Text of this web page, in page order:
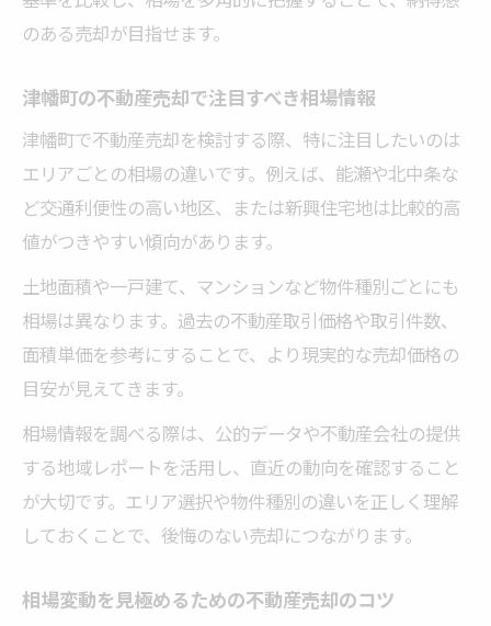
のある売却が目指せます。
津幡町の不動産売却で注目すべき相場情報
津幡町で不動産売却を検討する際、特に注目したいのは
エリアごとの相場の違いです。例えば、能瀬や北中条な
ど交通利便性の高い地区、または新興住宅地は比較的高
値がつきやすい傾向があります。
土地面積や一戸建て、マンションなど物件種別ごとにも
相場は異なります。過去の不動産取引価格や取引件数、
面積単価を参考にすることで、より現実的な売却価格の
目安が見えてきます。
相場情報を調べる際は、公的データや不動産会社の提供
する地域レポートを活用し、直近の動向を確認すること
が大切です。エリア選択や物件種別の違いを正しく理解
しておくことで、後悔のない売却につながります。
相場変動を見極めるための不動産売却のコツ